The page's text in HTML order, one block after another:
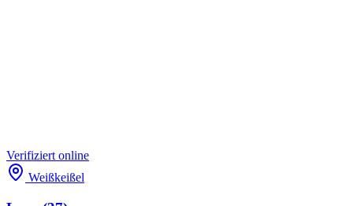
Verifiziert online
Weißkeißel